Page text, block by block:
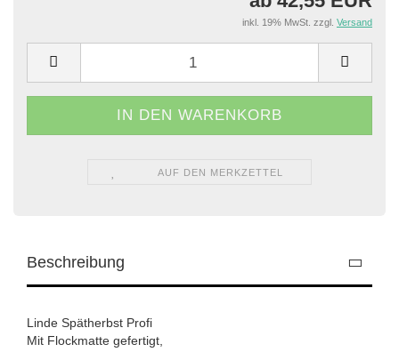
inkl. 19% MwSt. zzgl. Versand
AUF DEN MERKZETTEL
Beschreibung
Linde Spätherbst Profi
Mit Flockmatte gefertigt,